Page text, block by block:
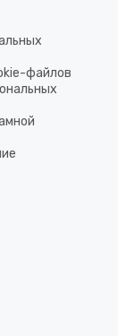
файлов